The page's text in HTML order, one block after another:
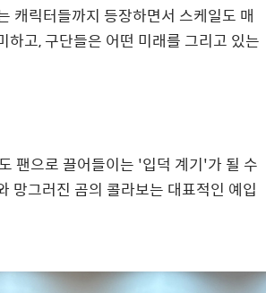
캐릭터들까지 등장하면서 스케일도 매
고, 구단들은 어떤 미래를 그리고 있는
팬으로 끌어들이는 '입덕 계기'가 될 수
망그러진 곰의 콜라보는 대표적인 예입